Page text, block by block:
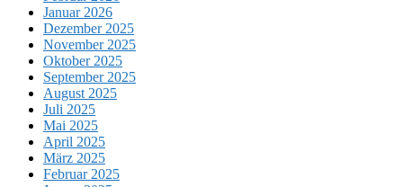
Januar 2026
Dezember 2025
November 2025
Oktober 2025
September 2025
August 2025
Juli 2025
Mai 2025
April 2025
März 2025
Februar 2025